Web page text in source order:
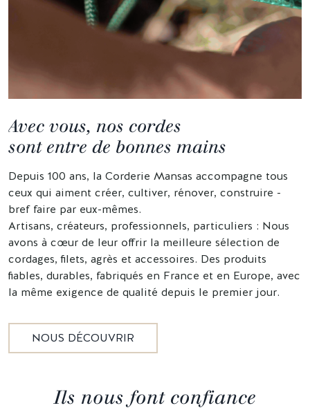
Avec vous, nos cordes
sont entre de bonnes mains
Depuis 100 ans, la Corderie Mansas accompagne tous
ceux qui aiment créer, cultiver, rénover, construire -
bref faire par eux-mêmes.
Artisans, créateurs, professionnels, particuliers : Nous
avons à cœur de leur offrir la meilleure sélection de
cordages, filets, agrès et accessoires. Des produits
fiables, durables, fabriqués en France et en Europe, avec
la même exigence de qualité depuis le premier jour.
NOUS DÉCOUVRIR
Ils nous font confiance